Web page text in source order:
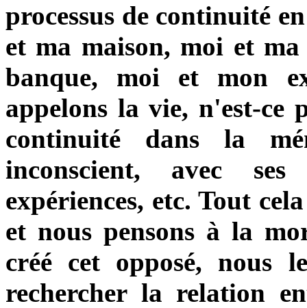
processus de continuité
et ma maison, moi et
banque, moi et mon
appelons la vie, n'est-ce
continuité dans la
inconscient, avec
expériences, etc. Tout
et nous pensons à la
créé cet opposé, nous
rechercher la relation